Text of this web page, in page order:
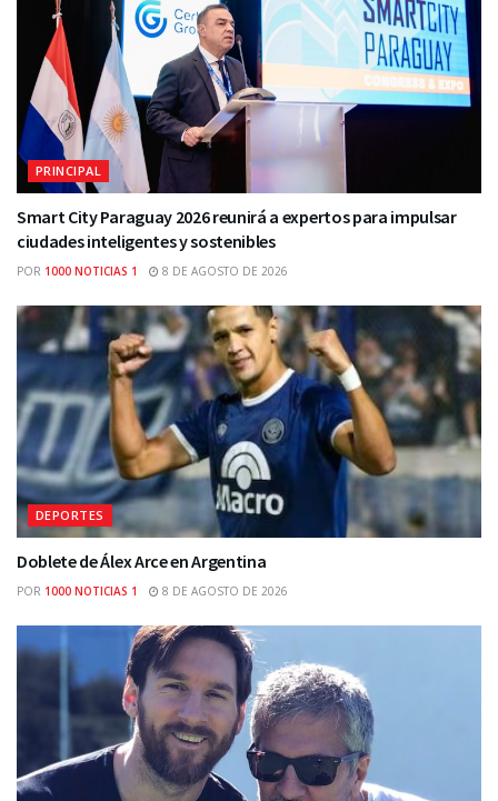
PRINCIPAL
Smart City Paraguay 2026 reunirá a expertos para impulsar
ciudades inteligentes y sostenibles
POR 1000 NOTICIAS 1 8 DE AGOSTO DE 2026
DEPORTES
Doblete de Álex Arce en Argentina
POR 1000 NOTICIAS 1 8 DE AGOSTO DE 2026